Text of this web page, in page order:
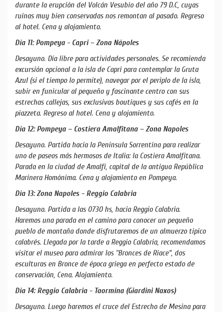
durante la erupción del Volcán Vesubio del año 79 D.C, cuyas
ruinas muy bien conservadas nos remontan al pasado. Regreso
al hotel. Cena y alojamiento.
Día 11: Pompeya - Capri – Zona Nápoles
Desayuno. Día libre para actividades personales. Se recomienda
excursión opcional a la isla de Capri para contemplar la Gruta
Azul (si el tiempo lo permite), navegar por el periplo de la isla,
subir en funicular al pequeño y fascinante centro con sus
estrechas callejas, sus exclusivas boutiques y sus cafés en la
piazzeta. Regreso al hotel. Cena y alojamiento.
Día 12: Pompeya – Costiera Amalfitana – Zona Napoles
Desayuno. Partida hacia la Península Sorrentina para realizar
uno de paseos más hermosos de Italia: la Costiera Amalfitana.
Parada en la ciudad de Amalfi, capital de la antigua República
Marinera Homónima. Cena y alojamiento en Pompeya.
Día 13: Zona Napoles - Reggio Calabria
Desayuno. Partida a las 0730 hs, hacia Reggio Calabria.
Haremos una parada en el camino para conocer un pequeño
pueblo de montaña donde disfrutaremos de un almuerzo típico
calabrés. Llegada por la tarde a Reggio Calabria, recomendamos
visitar el museo para admirar los “Bronces de Riace", dos
esculturas en Bronce de época griega en perfecto estado de
conservación, Cena. Alojamiento.
Día 14: Reggio Calabria - Taormina (Giardini Naxos)
Desayuno. Luego haremos el cruce del Estrecho de Mesina para